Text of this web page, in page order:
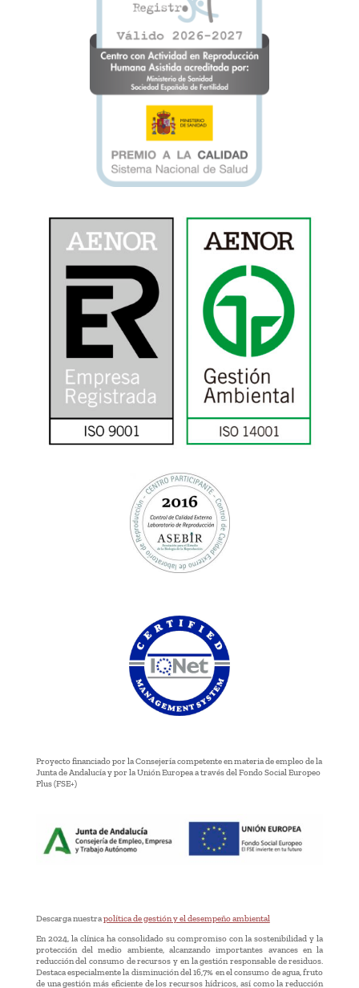
Proyecto financiado por la Consejería competente en materia de empleo de la
Junta de Andalucía y por la Unión Europea a través del Fondo Social Europeo
Plus (FSE+)
Descarga nuestrapolítica de gestión y el desempeño ambiental
En 2024, la clínica ha consolidado su compromiso con la sostenibilidad y la
protección del medio ambiente, alcanzando importantes avances en la
reducción del consumo de recursos y en la gestión responsable de residuos.
Destaca especialmente la disminución del 16,7% en el consumo de agua, fruto
de una gestión más eficiente de los recursos hídricos, así como la reducción